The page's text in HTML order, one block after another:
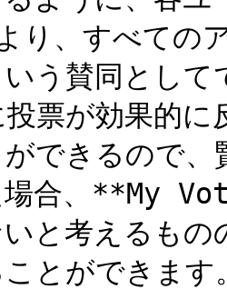
り、すべての
う賛同とし
票が効果的
できるので
場合、**My
と考えるも
とができま